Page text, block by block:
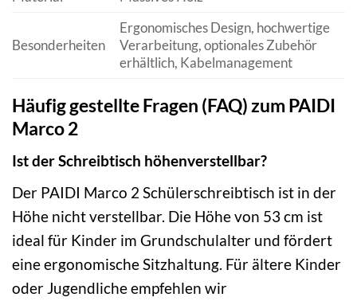
Besonderheiten
Ergonomisches Design, hochwertige
Verarbeitung, optionales Zubehör
erhältlich, Kabelmanagement
Häufig gestellte Fragen (FAQ) zum PAIDI
Marco 2
Ist der Schreibtisch höhenverstellbar?
Der PAIDI Marco 2 Schülerschreibtisch ist in der
Höhe nicht verstellbar. Die Höhe von 53 cm ist
ideal für Kinder im Grundschulalter und fördert
eine ergonomische Sitzhaltung. Für ältere Kinder
oder Jugendliche empfehlen wir